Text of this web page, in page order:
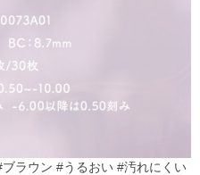
ラウン #うるおい #汚れにくい